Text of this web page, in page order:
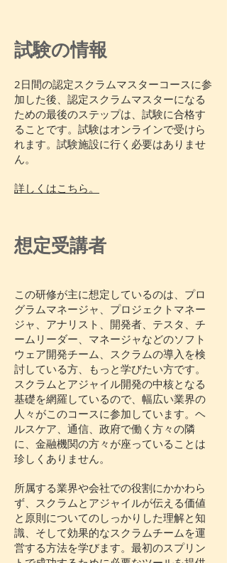
試験の情報
2日間の認定スクラムマスターコースに参
加した後、認定スクラムマスターになる
ための最後のステップは、試験に合格す
ることです。試験はオンラインで受けら
れます。試験施設に行く必要はありませ
ん。
詳しくはこちら。
想定受講者
この研修が主に想定しているのは、プロ
グラムマネージャ、プロジェクトマネー
ジャ、アナリスト、開発者、テスタ、チ
ームリーダー、マネージャなどのソフト
ウェア開発チーム、スクラムの導入を検
討している方、もっと学びたい方です。
スクラムとアジャイル開発の中核となる
基礎を網羅しているので、幅広い業界の
人々がこのコースに参加しています。ヘ
ルスケア、通信、政府で働く方々の隣
に、金融機関の方々が座っていることは
珍しくありません。
所属する業界や会社での役割にかかわら
ず、スクラムとアジャイルが伝える価値
と原則についてのしっかりした理解と知
識、そして効果的なスクラムチームを運
営する方法を学びます。最初のスプリン